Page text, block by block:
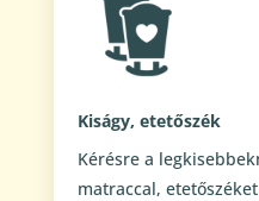
Kiságy, etetőszék
Kérésre a
matraccal,